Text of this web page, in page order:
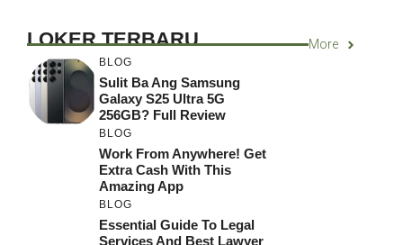
LOKER TERBARU More
BLOG
Sulit Ba Ang Samsung
Galaxy S25 Ultra 5G
256GB? Full Review
BLOG
Work From Anywhere! Get
Extra Cash With This
Amazing App
BLOG
Essential Guide To Legal
Services And Best Lawyer